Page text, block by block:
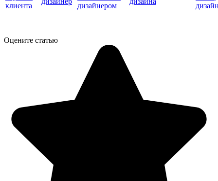
клиента
дизайнером
Оцените статью